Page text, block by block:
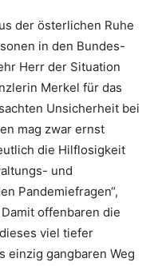
der österlichen Ruhe
in den Bundes-
Herr der Situation
Merkel für das
Unsicherheit bei
mag zwar ernst
die Hilflosigkeit
und
Pandemiefragen“,
offenbaren die
viel tiefer
einzig gangbaren Weg